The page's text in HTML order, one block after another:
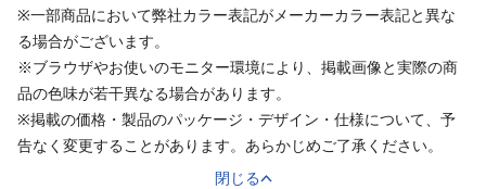
※一部商品において弊社カラー表記がメーカーカラー表記と異な
る場合がございます。
※ブラウザやお使いのモニター環境により、掲載画像と実際の商
品の色味が若干異なる場合があります。
※掲載の価格・製品のパッケージ・デザイン・仕様について、予
告なく変更することがあります。あらかじめご了承ください。
閉じる